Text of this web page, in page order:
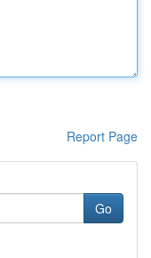
Report Page
Go